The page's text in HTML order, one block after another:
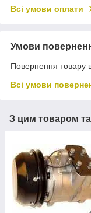
Всі умови оплати
Умови
Повернення товару
Всі умови
З цим товаром